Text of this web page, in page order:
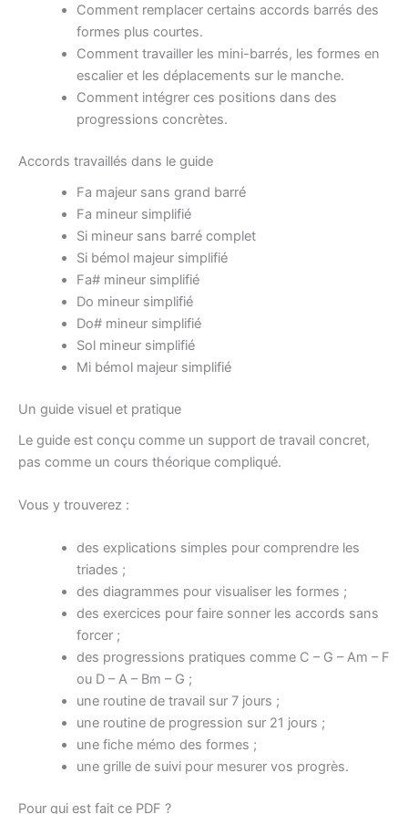
Comment remplacer certains accords barrés des
formes plus courtes.
Comment travailler les mini-barrés, les formes en
escalier et les déplacements sur le manche.
Comment intégrer ces positions dans des
progressions concrètes.
Accords travaillés dans le guide
Fa majeur sans grand barré
Fa mineur simplifié
Si mineur sans barré complet
Si bémol majeur simplifié
Fa# mineur simplifié
Do mineur simplifié
Do# mineur simplifié
Sol mineur simplifié
Mi bémol majeur simplifié
Un guide visuel et pratique
Le guide est conçu comme un support de travail concret,
pas comme un cours théorique compliqué.
Vous y trouverez :
des explications simples pour comprendre les
triades ;
des diagrammes pour visualiser les formes ;
des exercices pour faire sonner les accords sans
forcer ;
des progressions pratiques comme C – G – Am – F
ou D – A – Bm – G ;
une routine de travail sur 7 jours ;
une routine de progression sur 21 jours ;
une fiche mémo des formes ;
une grille de suivi pour mesurer vos progrès.
Pour qui est fait ce PDF ?